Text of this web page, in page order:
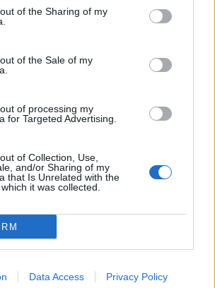
of the Sharing of my
of the Sale of my
of processing my
for Targeted Advertising.
of Collection, Use,
and/or Sharing of my
that Is Unrelated with the
it was collected.
Data Access Privacy Policy
ulottuu nyt
– tältä näyttää